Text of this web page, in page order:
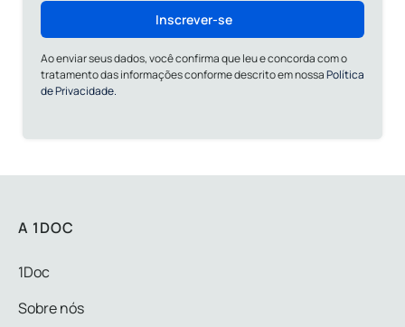
Inscrever-se
Ao enviar seus dados, você confirma que leu e concorda com o
tratamento das informações conforme descrito em nossaPolítica
de Privacidade.
A 1DOC
1Doc
Sobre nós